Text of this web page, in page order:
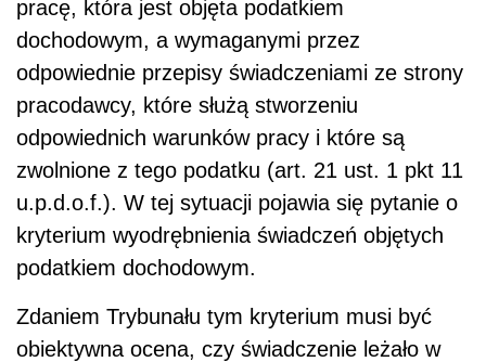
pracę, która jest objęta podatkiem
dochodowym, a wymaganymi przez
odpowiednie przepisy świadczeniami ze strony
pracodawcy, które służą stworzeniu
odpowiednich warunków pracy i które są
zwolnione z tego podatku (art. 21 ust. 1 pkt 11
u.p.d.o.f.). W tej sytuacji pojawia się pytanie o
kryterium wyodrębnienia świadczeń objętych
podatkiem dochodowym.
Zdaniem Trybunału tym kryterium musi być
obiektywna ocena, czy świadczenie leżało w